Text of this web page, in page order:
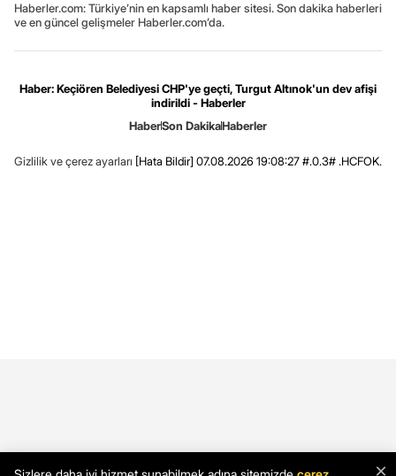
Haberler.com: Türkiye’nin en kapsamlı haber sitesi. Son dakika haberleri
ve en güncel gelişmeler Haberler.com’da.
Haber: Keçiören Belediyesi CHP'ye geçti, Turgut Altınok'un dev afişi
indirildi - Haberler
HaberSon DakikaHaberler
Gizlilik ve çerez ayarları [Hata Bildir] 07.08.2026 19:08:27 #.0.3# .HCFOK.
×